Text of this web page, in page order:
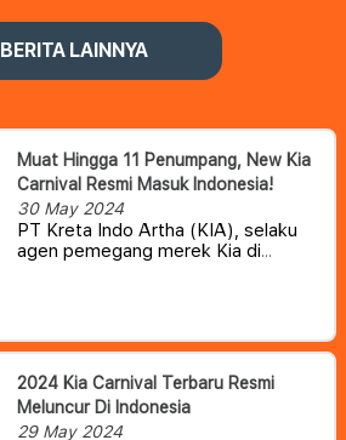
BERITA LAINNYA
Muat Hingga 11 Penumpang, New Kia
Carnival Resmi Masuk Indonesia!
30 May 2024
PT Kreta Indo Artha (KIA), selaku
agen pemegang merek Kia di
harga mulai Rp 900 Jutaan.
2024 Kia Carnival Terbaru Resmi
Meluncur Di Indonesia
29 May 2024